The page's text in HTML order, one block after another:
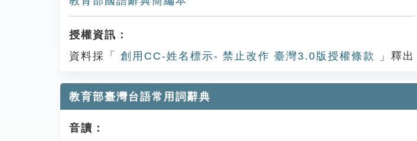
授權資訊：
資料採「
創用CC-姓名標示- 禁止改作 臺灣3.0版授權條款 」釋出
教育部臺灣台語常用詞辭典
音讀：